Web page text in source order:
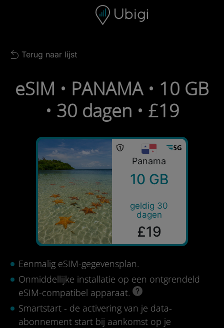
Navigatiebalk Voettekst
Back to list
Terug naar lijst
eSIM • PANAMA • 10 GB
• 30 dagen • £19
Panama
10 GB
geldig 30
dagen
£19
Eenmalig eSIM-gegevensplan.
Onmiddellijke installatie op een ontgrendeld
eSIM-compatibel apparaat.
Smartstart - de activering van je data-
abonnement start bij aankomst op je